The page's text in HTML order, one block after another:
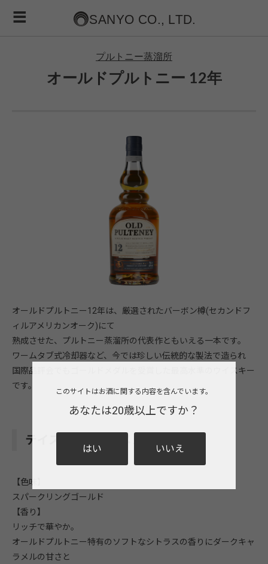
プルトニー蒸溜所
オールドプルトニー 12年
オールドプルトニー12年は、厳選されたバーボン樽(セカンドフ
ィルアメリカンオーク)にて
熟成させた、プルトニー蒸溜所の代表作ともいえる一本です。
ワームタブ式冷却器など、今では珍しい伝統的な製法で造られ
国際品評会でもゴールドメダルを受賞した最高水準のウイスキー
です。
テイスティングコメント
【色味】
スパークリングゴールド
【香り】
リッチで華やか。
オールドプルトニー特有のソフトなシトラスの香りにダークキャ
ラメルの甘さと
このサイトはお酒に関する内容を含んでいます。
あなたは20歳以上ですか？
はい いいえ